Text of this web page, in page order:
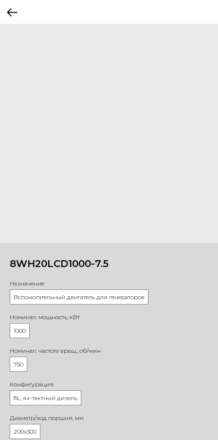
8WH20LCD1000-7.5
Назначение
Вспомогательный двигатель для генераторов
Номинал. мощность, кВт
1000
Номинал. частота вращ., об/мин
750
Конфигурация
8L, 4х-тактный дизель
Диаметр/ход поршня, мм
200х300